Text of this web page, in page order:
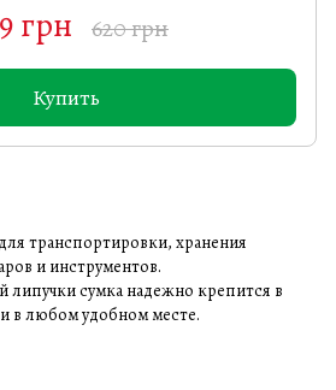
грн 620 грн
Купить
транспортировки, хранения
и инструментов.
сумка надежно крепится в
в любом удобном месте.